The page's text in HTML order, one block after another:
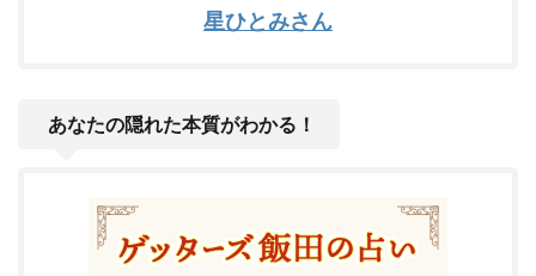
星ひとみさん
あなたの隠れた本質がわかる！